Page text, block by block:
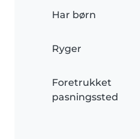
Har børn
Ryger
Foretrukket
pasningssted